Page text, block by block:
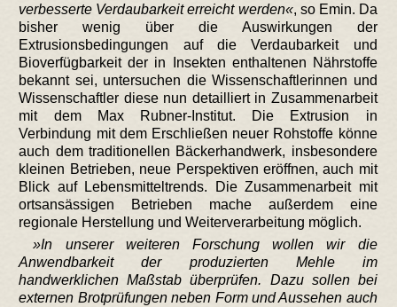
verbesserte Verdaubarkeit erreicht werden , so Emin. Da
bisher wenig über die Auswirkungen der
Extrusionsbedingungen auf die Verdaubarkeit und
Bioverfügbarkeit der in Insekten enthaltenen Nährstoffe
bekannt sei, untersuchen die Wissenschaftlerinnen und
Wissenschaftler diese nun detailliert in Zusammenarbeit
mit dem Max Rubner-Institut. Die Extrusion in
Verbindung mit dem Erschließen neuer Rohstoffe könne
auch dem traditionellen Bäckerhandwerk, insbesondere
kleinen Betrieben, neue Perspektiven eröffnen, auch mit
Blick auf Lebensmitteltrends. Die Zusammenarbeit mit
ortsansässigen Betrieben mache außerdem eine
regionale Herstellung und Weiterverarbeitung möglich.
In unserer weiteren Forschung wollen wir die
Anwendbarkeit der produzierten Mehle im
handwerklichen Maßstab überprüfen. Dazu sollen bei
externen Brotprüfungen neben Form und Aussehen auch